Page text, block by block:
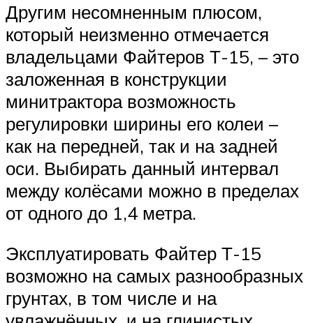
Другим несомненным плюсом,
который неизменно отмечается
владельцами Файтеров Т-15, – это
заложенная в конструкции
минитрактора возможность
регулировки ширины его колеи –
как на передней, так и на задней
оси. Выбирать данный интервал
между колёсами можно в пределах
от одного до 1,4 метра.
Эксплуатировать Файтер Т-15
возможно на самых разнообразных
грунтах, в том числе и на